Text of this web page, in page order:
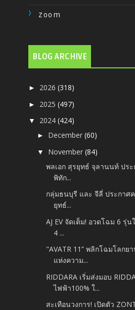
Zoom
BLOG ARCHIVE
► 2026(318)
► 2025(497)
▼ 2024(424)
► December(60)
▼ November(84)
พลเอก สุรยุทธ์ จุลานนท์ ปร
พิทัก...
กลุ่มธนบุรี และ จีลี่ ประกาศ
ยุทธ์...
AJ EV จัดเต็ม! อวดโฉม 6 รุ่
4 ...
"AVATR 11” พลิกโฉมโลก
แห่งความ...
RIDDARA เริ่มส่งมอบ
ไฟฟ้า100% ใ...
สะเทือนวงการ! เปิดตัว